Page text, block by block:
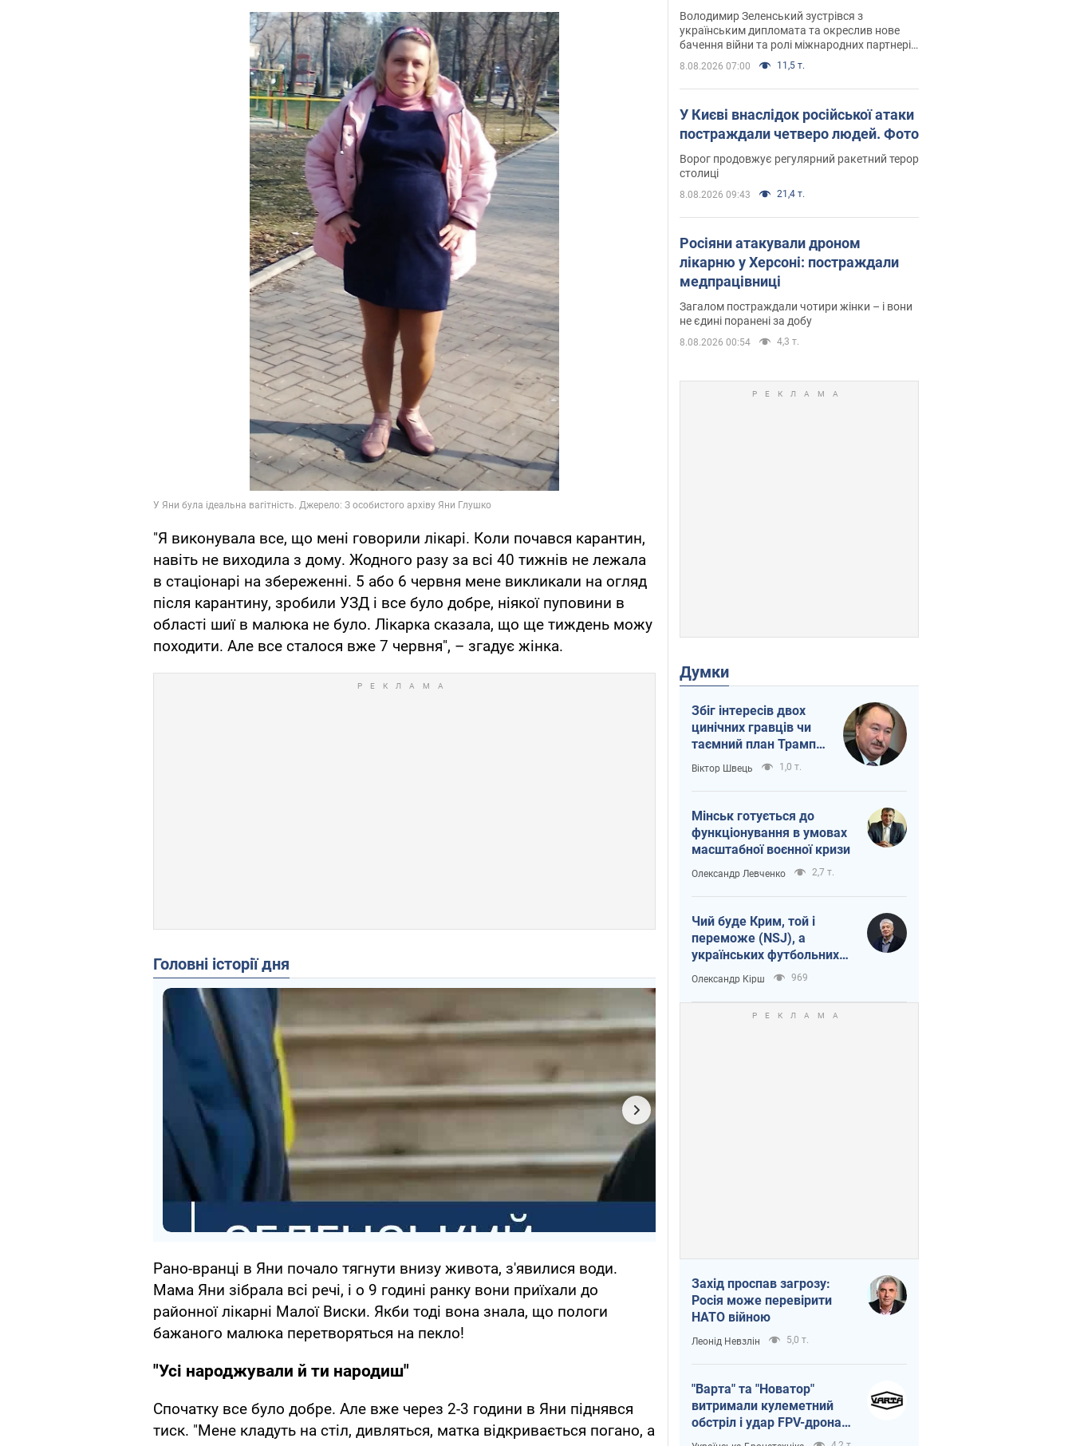
"Я виконувала все, що мені говорили лікарі. Коли почався карантин,
навіть не виходила з дому. Жодного разу за всі 40 тижнів не лежала
в стаціонарі на збереженні. 5 або 6 червня мене викликали на огляд
після карантину, зробили УЗД і все було добре, ніякої пуповини в
області шиї в малюка не було. Лікарка сказала, що ще тиждень можу
походити. Але все сталося вже 7 червня", – згадує жінка.
Головні історії дня
Рано-вранці в Яни почало тягнути внизу живота, з'явилися води.
Мама Яни зібрала всі речі, і о 9 годині ранку вони приїхали до
районної лікарні Малої Виски. Якби тоді вона знала, що пологи
бажаного малюка перетворяться на пекло!
"Усі народжували й ти народиш"
Спочатку все було добре. Але вже через 2-3 години в Яни піднявся
тиск. "Мене кладуть на стіл, дивляться, матка відкривається погано, а
Інтерв’ю з Безсмертним
Володимир Зеленський зустрівся з
українським дипломата та окреслив нове
бачення війни та ролі міжнародних партнерів
у боротьбі з Росією
8.08.2026 07:00 11,5 т.
У Києві внаслідок російської атаки
постраждали четверо людей. Фото
Ворог продовжує регулярний ракетний терор
столиці
8.08.2026 09:43 21,4 т.
Росіяни атакували дроном
лікарню у Херсоні: постраждали
медпрацівниці
Загалом постраждали чотири жінки – і вони
не єдині поранені за добу
8.08.2026 00:54 4,3 т.
Думки
Збіг інтересів двох
цинічних гравців чи
таємний план Трампа
і Путіна?
Віктор Швець 1,0 т.
Мінськ готується до
функціонування в умовах
масштабної воєнної кризи
Олександр Левченко 2,7 т.
Чий буде Крим, той і
переможе (NSJ), а
українських футбольних
чиновників можуть
назвати вбивцями
Олександр Кірш 969
Захід проспав загрозу:
Росія може перевірити
НАТО війною
Леонід Невзлін 5,0 т.
"Варта" та "Новатор"
витримали кулеметний
обстріл і удар FPV-дрона,
врятувавши життя